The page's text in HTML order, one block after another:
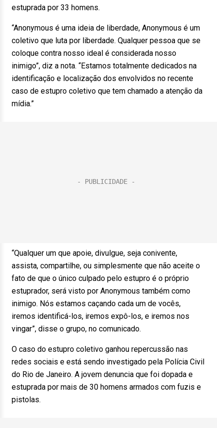
estuprada por 33 homens.
“Anonymous é uma ideia de liberdade, Anonymous é um
coletivo que luta por liberdade. Qualquer pessoa que se
coloque contra nosso ideal é considerada nosso
inimigo”, diz a nota. “Estamos totalmente dedicados na
identificação e localização dos envolvidos no recente
caso de estupro coletivo que tem chamado a atenção da
mídia.”
“Qualquer um que apoie, divulgue, seja conivente,
assista, compartilhe, ou simplesmente que não aceite o
fato de que o único culpado pelo estupro é o próprio
estuprador, será visto por Anonymous também como
inimigo. Nós estamos caçando cada um de vocês,
iremos identificá-los, iremos expô-los, e iremos nos
vingar”, disse o grupo, no comunicado.
O caso do estupro coletivo ganhou repercussão nas
redes sociais e está sendo investigado pela Polícia Civil
do Rio de Janeiro. A jovem denuncia que foi dopada e
estuprada por mais de 30 homens armados com fuzis e
pistolas.